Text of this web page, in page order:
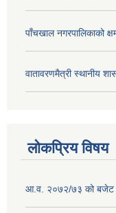
पाँचखाल नगरपालिकाको
वातावरणमैत्री स्थानीय
लोकप्रिय विषय
आ.व. २०७२/७३ को बजेट